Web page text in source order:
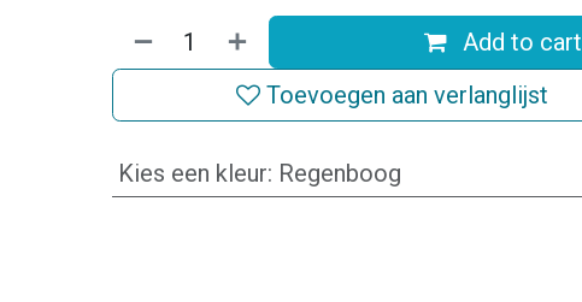
Add to cart
Toevoegen aan verlanglijst
Kies een kleur: Regenboog